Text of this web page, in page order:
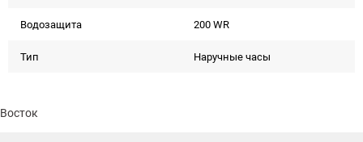
Водозащита 200 WR
Тип Наручные часы
Восток